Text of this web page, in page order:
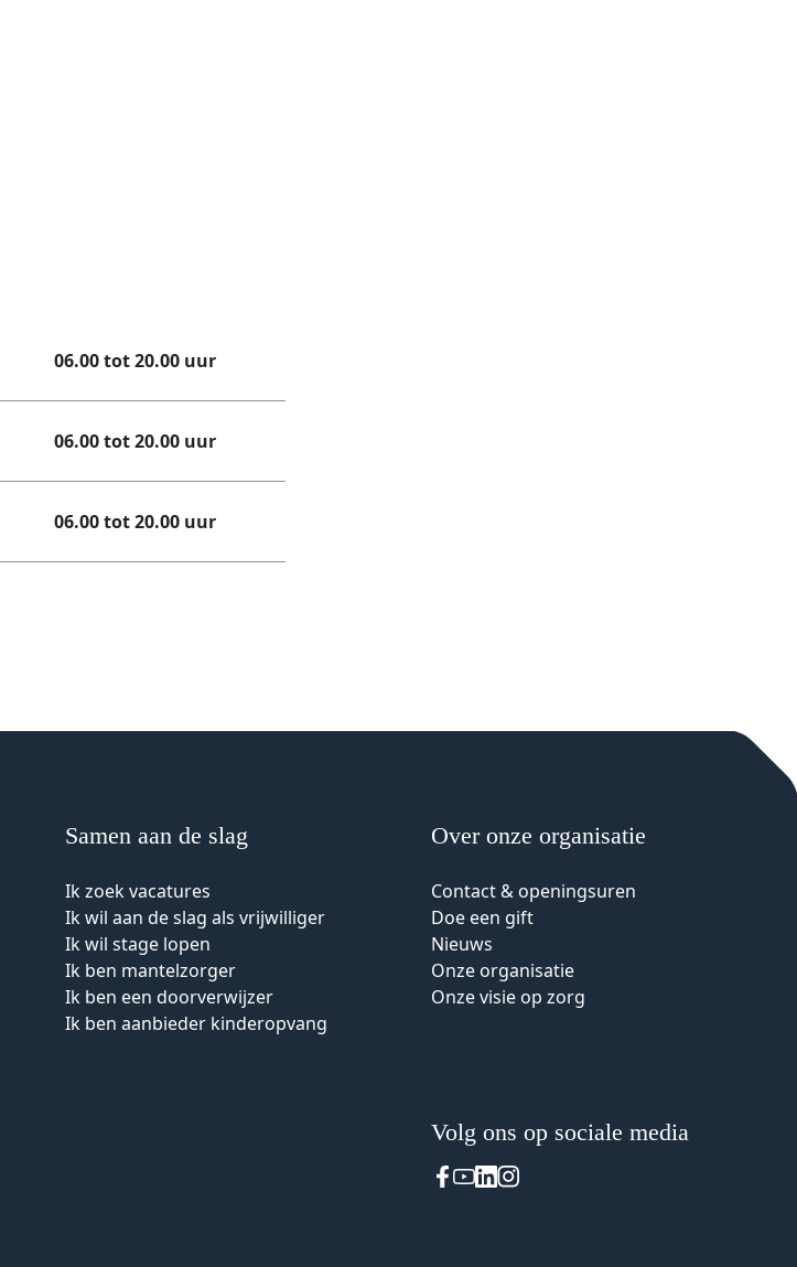
06.00 tot 20.00 uur
06.00 tot 20.00 uur
06.00 tot 20.00 uur
Samen aan de slag
Ik zoek vacatures
Ik wil aan de slag als vrijwilliger
Ik wil stage lopen
Ik ben mantelzorger
Ik ben een doorverwijzer
Ik ben aanbieder kinderopvang
Over onze organisatie
Contact & openingsuren
Doe een gift
Nieuws
Onze organisatie
Onze visie op zorg
Volg ons op sociale media